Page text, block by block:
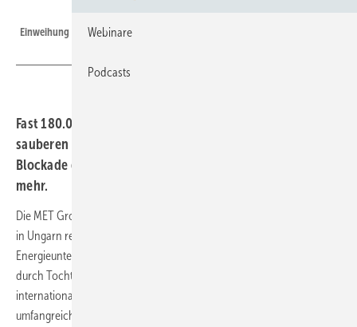
Einweihung der Solaranlagen durch die MET Group bei kaltem Wetter.
Fast 180.000 Solarzellen auf 170 Hektar sorgen für
sauberen Strom am rechten Ufer der Donau. Eine
Blockade der Solareinspeisung aus 2022 ist kein Thema
mehr.
Die MET Group hat zwei Solarparks mit zusammen 96 Megawatt (MW)
in Ungarn realisiert. MET ist ein integriertes europäisches
Energieunternehmen mit Hauptsitz in der Schweiz, das in 13 Ländern
durch Tochtergesellschaften, 27 nationalen Gasmärkten und 22
internationalen Handelsplätzen vertreten ist. MET verfügt über
umfangreiche Erfahrung im Betrieb von erneuerbaren und flexiblen
Webinare
Podcasts